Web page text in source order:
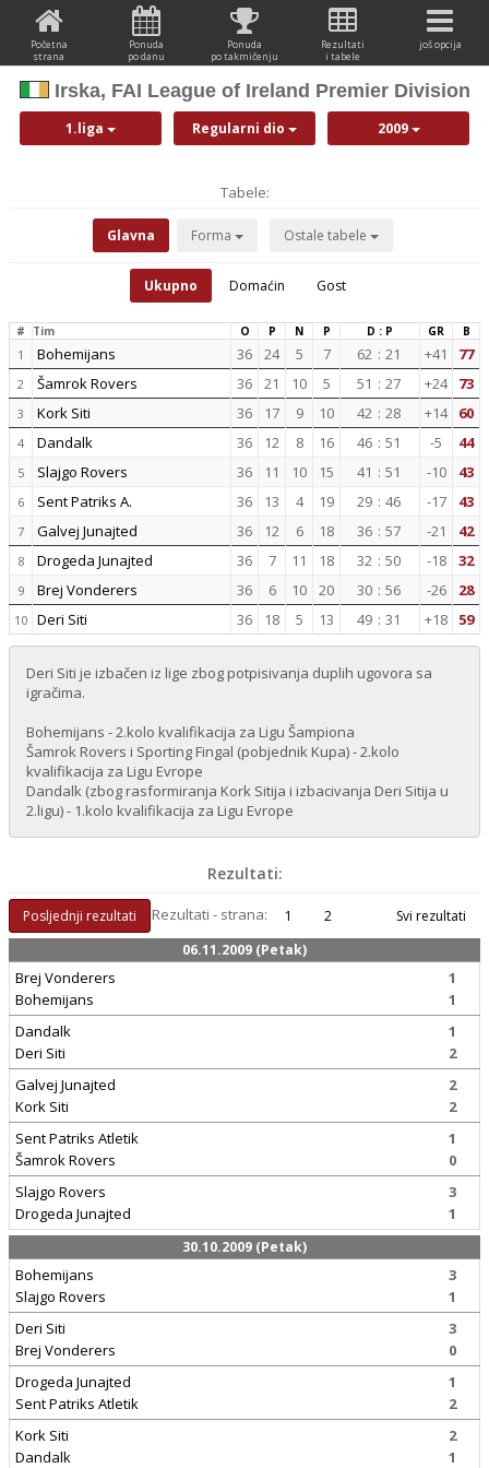
Početna
strana
Ponuda
po danu
Ponuda
po takmičenju
Rezultati
i tabele
još opcija
Irska, FAI League of Ireland Premier Division
1.liga Regularni dio 2009
Tabele:
Glavna Forma Ostale tabele
Ukupno Domaćin Gost
# Tim O P N P D : P GR B
1 Bohemijans 36 24 5 7 62 : 21 +41 77
2 Šamrok Rovers 36 21 10 5 51 : 27 +24 73
3 Kork Siti 36 17 9 10 42 : 28 +14 60
4 Dandalk 36 12 8 16 46 : 51 -5 44
5 Slajgo Rovers 36 11 10 15 41 : 51 -10 43
6 Sent Patriks A. 36 13 4 19 29 : 46 -17 43
7 Galvej Junajted 36 12 6 18 36 : 57 -21 42
8 Drogeda Junajted 36 7 11 18 32 : 50 -18 32
9 Brej Vonderers 36 6 10 20 30 : 56 -26 28
10 Deri Siti 36 18 5 13 49 : 31 +18 59
Deri Siti je izbačen iz lige zbog potpisivanja duplih ugovora sa
igračima.
Bohemijans - 2.kolo kvalifikacija za Ligu Šampiona
Šamrok Rovers i Sporting Fingal (pobjednik Kupa) - 2.kolo
kvalifikacija za Ligu Evrope
Dandalk (zbog rasformiranja Kork Sitija i izbacivanja Deri Sitija u
2.ligu) - 1.kolo kvalifikacija za Ligu Evrope
Rezultati:
Posljednji rezultati Rezultati - strana: 1 2
Svi rezultati
06.11.2009 (Petak)
Brej Vonderers
Bohemijans
1
1
Dandalk
Deri Siti
1
2
Galvej Junajted
Kork Siti
2
2
Sent Patriks Atletik
Šamrok Rovers
1
0
Slajgo Rovers
Drogeda Junajted
3
1
30.10.2009 (Petak)
Bohemijans
Slajgo Rovers
3
1
Deri Siti
Brej Vonderers
3
0
Drogeda Junajted
Sent Patriks Atletik
1
2
Kork Siti
Dandalk
2
1